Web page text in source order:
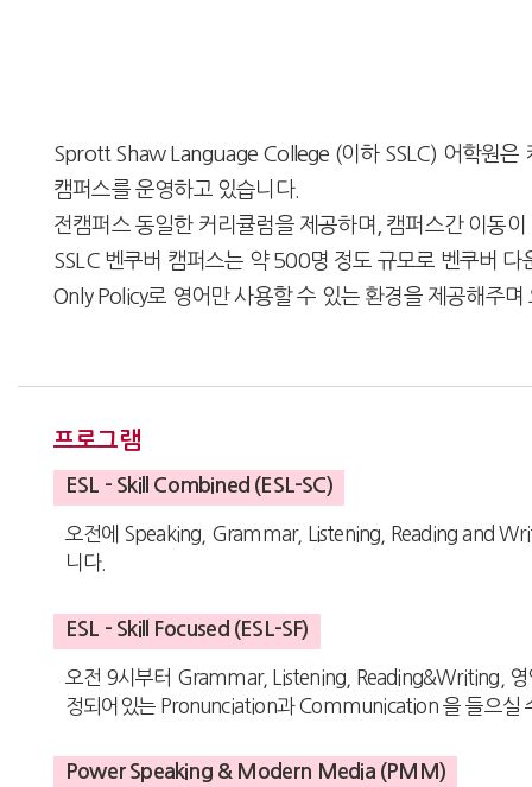
Sprott Shaw Language College (이하 SSLC) 어학원은
캠퍼스를 운영하고 있습니다.
전캠퍼스 동일한 커리큘럼을 제공하며, 캠퍼스간 이동
SSLC 벤쿠버 캠퍼스는 약 500명 정도 규모로 벤쿠버
Only Policy로 영어만 사용할 수 있는 환경을 제공해주
프로그램
ESL - Skill Combined (ESL-SC)
오전에 Speaking, Grammar, Listening, Reading and
니다.
ESL - Skill Focused (ESL-SF)
오전 9시부터 Grammar, Listening, Reading&Writing, 영
정되어있는 Pronunciation과 Communication 을 들으실
Power Speaking & Modern Media (PMM)